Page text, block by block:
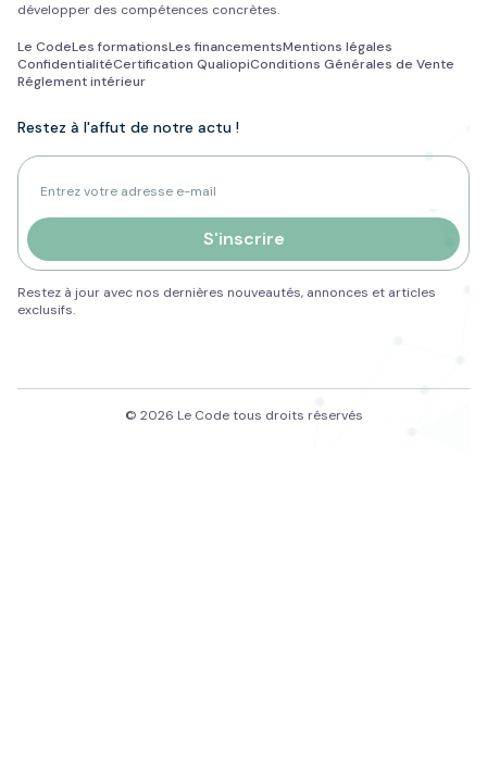
développer des compétences concrètes.
Le CodeLes formationsLes financementsMentions légales
ConfidentialitéCertification QualiopiConditions Générales de Vente
Réglement intérieur
Restez à l'affut de notre actu !
S'inscrire
Restez à jour avec nos dernières nouveautés, annonces et articles
exclusifs.
© 2026 Le Code tous droits réservés